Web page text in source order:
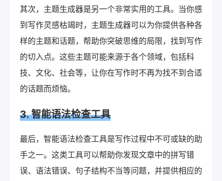
其次，主题生成器是另一个非常实用的工具。当你感
到写作灵感枯竭时，主题生成器可以为你提供各种各
样的主题和话题，帮助你突破思维的局限，找到写作
的切入点。这些主题可能来源于各个领域，包括科
技、文化、社会等，让你在写作时不再为找不到合适
的话题而烦恼。
3. 智能语法检查工具
最后，智能语法检查工具是写作过程中不可或缺的助
手之一。这类工具可以帮助你发现文章中的拼写错
误、语法错误、句子结构不当等问题，并提供相应的